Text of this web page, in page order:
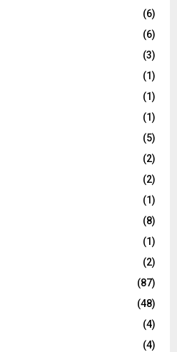
(6)
(6)
(3)
(1)
(1)
(1)
(5)
(2)
(2)
(1)
(8)
(1)
(2)
(87)
(48)
(4)
(4)